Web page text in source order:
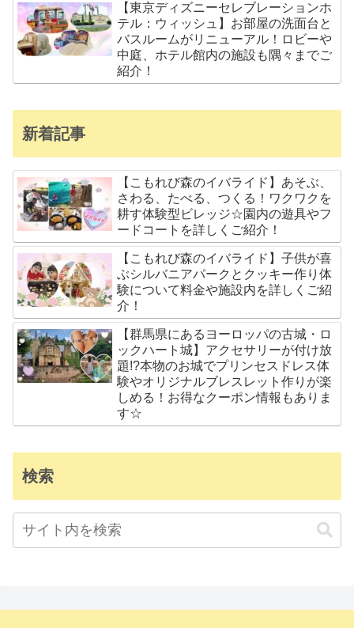
【東京ディズニーセレブレーションホ
テル：ウィッシュ】お部屋の洗面台と
バスルームがリニューアル！ロビーや
中庭、ホテル館内の施設も隅々までご
紹介！
新着記事
【こもれび森のイバライド】あそぶ、
さわる、たべる、つくる！ワクワクを
耕す体験型ビレッジ☆園内の遊具やフ
ードコートを詳しくご紹介！
【こもれび森のイバライド】子供が喜
ぶシルバニアパークとクッキー作り体
験について料金や施設内を詳しくご紹
介！
【群馬県にあるヨーロッパの古城・ロ
ックハート城】アクセサリーが付け放
題!?本物のお城でプリンセスドレス体
験やオリジナルブレスレット作りが楽
しめる！お得なクーポン情報もありま
す☆
検索